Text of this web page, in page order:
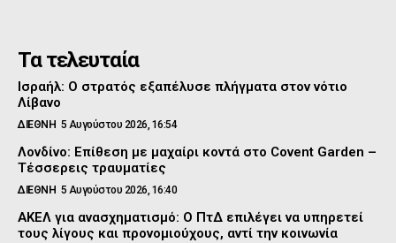
Τα τελευταία
Ισραήλ: Ο στρατός εξαπέλυσε πλήγματα στον νότιο
Λίβανο
ΔΙΕΘΝΗ 5 Αυγούστου 2026, 16:54
Λονδίνο: Επίθεση με μαχαίρι κοντά στο Covent Garden –
Τέσσερεις τραυματίες
ΔΙΕΘΝΗ 5 Αυγούστου 2026, 16:40
ΑΚΕΛ για ανασχηματισμό: Ο ΠτΔ επιλέγει να υπηρετεί
τους λίγους και προνομιούχους, αντί την κοινωνία